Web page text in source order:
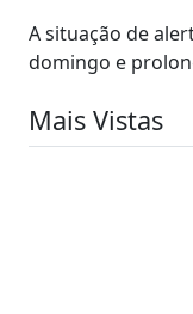
A situação de
domingo e
Mais Vistas